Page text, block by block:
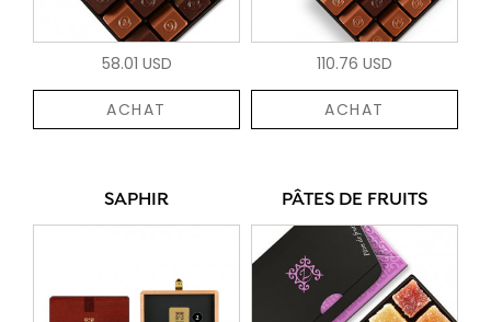
58.01 USD
ACHAT
110.76 USD
ACHAT
SAPHIR PÂTES DE FRUITS